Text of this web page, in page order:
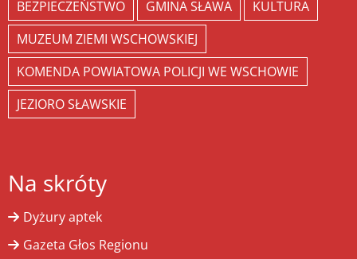
BEZPIECZEŃSTWO
GMINA SŁAWA
KULTURA
MUZEUM ZIEMI WSCHOWSKIEJ
KOMENDA POWIATOWA POLICJI WE WSCHOWIE
JEZIORO SŁAWSKIE
Na skróty
Dyżury aptek
Gazeta Głos Regionu